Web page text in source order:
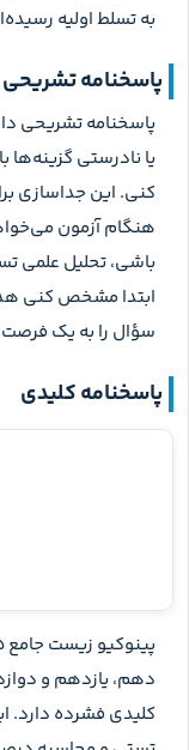
به تسلط اولیه
پاسخنامه تشریحی
پاسخنامه تشریحی
یا نادرستی گزینه‌ها
کنی. این جداسازی
هنگام آزمون
باشی، تحلیل علمی
ابتدا مشخص کنی
سؤال را به یک
پاسخنامه کلیدی